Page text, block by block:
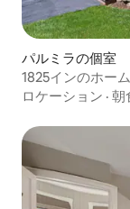
パルミラの個室
1825インのホー
ロケーション · 朝